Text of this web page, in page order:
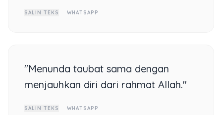
SALIN TEKS WHATSAPP
"Menunda taubat sama dengan
menjauhkan diri dari rahmat Allah."
SALIN TEKS WHATSAPP